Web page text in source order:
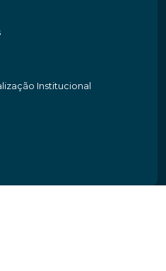
Institucional